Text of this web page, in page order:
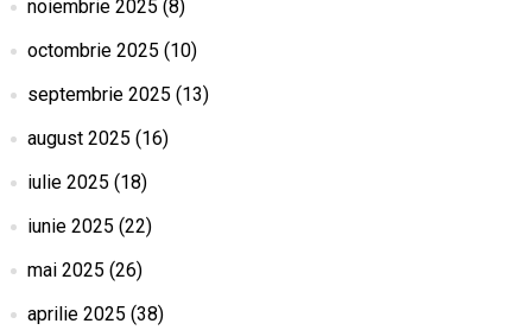
noiembrie 2025 (8)
octombrie 2025 (10)
septembrie 2025 (13)
august 2025 (16)
iulie 2025 (18)
iunie 2025 (22)
mai 2025 (26)
aprilie 2025 (38)